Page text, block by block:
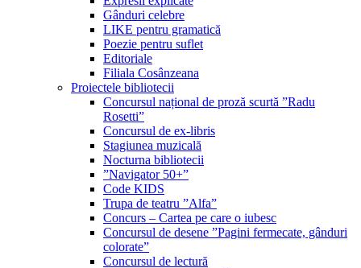
Gânduri celebre
LIKE pentru gramatică
Poezie pentru suflet
Editoriale
Filiala Cosânzeana
Proiectele bibliotecii
Concursul național de proză scurtă ”Radu
Rosetti”
Concursul de ex-libris
Stagiunea muzicală
Nocturna bibliotecii
”Navigator 50+”
Code KIDS
Trupa de teatru ”Alfa”
Concurs – Cartea pe care o iubesc
Concursul de desene ”Pagini fermecate, gânduri
colorate”
Concursul de lectură